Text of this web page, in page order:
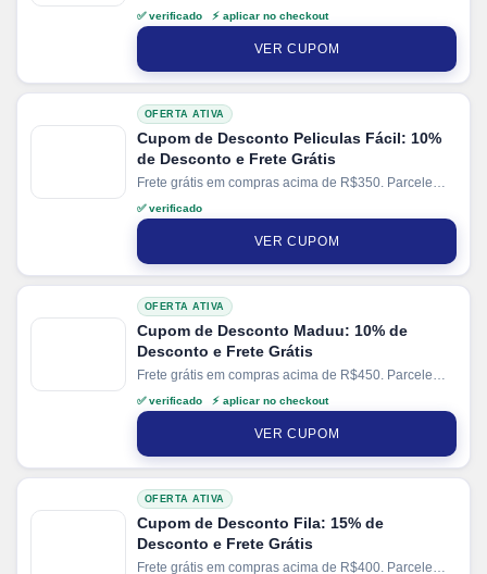
suas compras em até 6x sem juros no cartão. Ganhe
+ 5% de desconto em pagamentos via PIX.
✅ verificado ⚡ aplicar no checkout
VER CUPOM
OFERTA ATIVA
Cupom de Desconto Peliculas Fácil: 10%
de Desconto e Frete Grátis
Frete grátis em compras acima de R$350. Parcele
suas compras em até 12x no cartão.
✅ verificado
VER CUPOM
OFERTA ATIVA
Cupom de Desconto Maduu: 10% de
Desconto e Frete Grátis
Frete grátis em compras acima de R$450. Parcele
suas compras em até 6x sem juros no cartão. Ganhe
+ 10% de cashback direto no siteMaduu.
✅ verificado ⚡ aplicar no checkout
VER CUPOM
OFERTA ATIVA
Cupom de Desconto Fila: 15% de
Desconto e Frete Grátis
Frete grátis em compras acima de R$400. Parcele